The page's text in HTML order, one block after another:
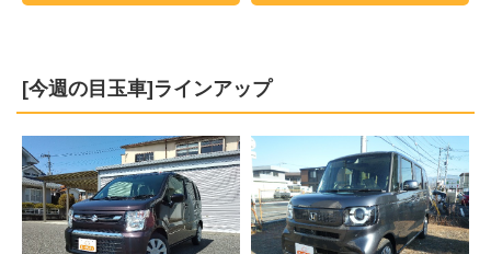
[今週の目玉車]ラインアップ